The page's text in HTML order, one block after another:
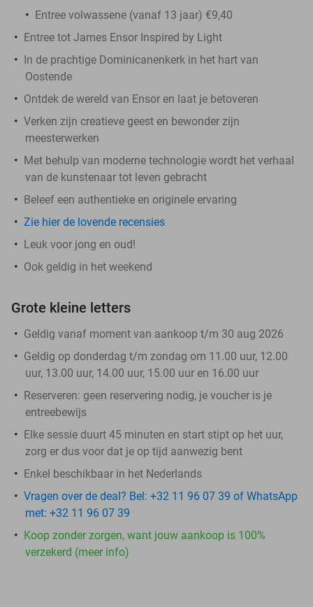
Entree volwassene (vanaf 13 jaar) €9,40
Entree tot James Ensor Inspired by Light
In de prachtige Dominicanenkerk in het hart van
Oostende
Ontdek de wereld van Ensor en laat je betoveren
Verken zijn creatieve geest en bewonder zijn
meesterwerken
Met behulp van moderne technologie wordt het verhaal
van de kunstenaar tot leven gebracht
Beleef een authentieke en originele ervaring
Zie hier de lovende recensies
Leuk voor jong en oud!
Ook geldig in het weekend
Grote kleine letters
Geldig vanaf moment van aankoop t/m 30 aug 2026
Geldig op donderdag t/m zondag om 11.00 uur, 12.00
uur, 13.00 uur, 14.00 uur, 15.00 uur en 16.00 uur
Reserveren: geen reservering nodig, je voucher is je
entreebewijs
Elke sessie duurt 45 minuten en start stipt op het uur,
zorg er dus voor dat je op tijd aanwezig bent
Enkel beschikbaar in het Nederlands
Vragen over de deal? Bel: +32 11 96 07 39 of WhatsApp
met: +32 11 96 07 39
Koop zonder zorgen, want jouw aankoop is 100%
verzekerd (meer info)